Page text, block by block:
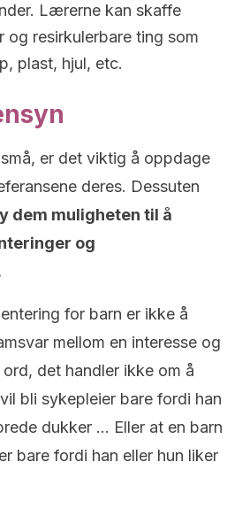
Lærerne kan skaffe
og resirkulerbare ting som
plast, hjul, etc.
er det viktig å oppdage
deres. Dessuten
dem muligheten til å
og
for barn er ikke å
mellom en interesse og
det handler ikke om å
bli sykepleier bare fordi han
dukker … Eller at en barn
bare fordi han eller hun liker